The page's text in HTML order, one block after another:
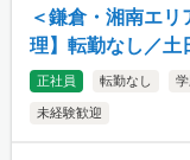
＜鎌倉・湘南エ
理】転勤なし／土
正社員 転勤なし
未経験歓迎